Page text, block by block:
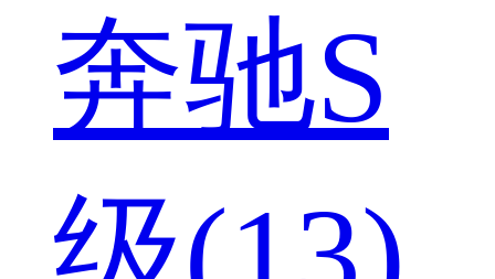
奔驰S